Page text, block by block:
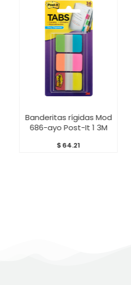
Banderitas rígidas Mod
686-ayo Post-It 1 3M
$64.21